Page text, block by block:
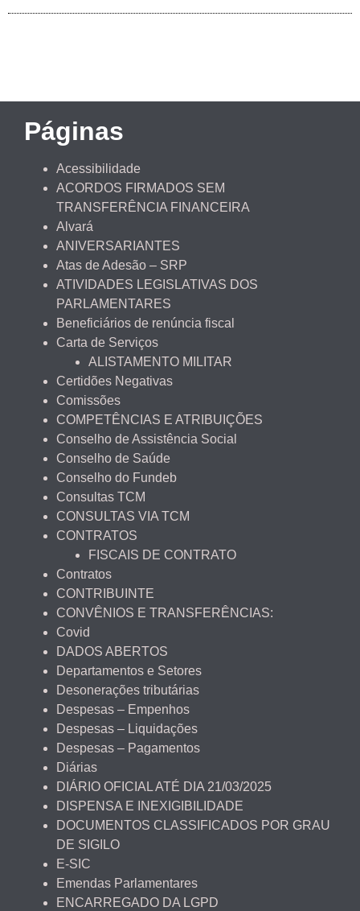
Páginas
Acessibilidade
ACORDOS FIRMADOS SEM
TRANSFERÊNCIA FINANCEIRA
Alvará
ANIVERSARIANTES
Atas de Adesão – SRP
ATIVIDADES LEGISLATIVAS DOS
PARLAMENTARES
Beneficiários de renúncia fiscal
Carta de Serviços
ALISTAMENTO MILITAR
Certidões Negativas
Comissões
COMPETÊNCIAS E ATRIBUIÇÕES
Conselho de Assistência Social
Conselho de Saúde
Conselho do Fundeb
Consultas TCM
CONSULTAS VIA TCM
CONTRATOS
FISCAIS DE CONTRATO
Contratos
CONTRIBUINTE
CONVÊNIOS E TRANSFERÊNCIAS:
Covid
DADOS ABERTOS
Departamentos e Setores
Desonerações tributárias
Despesas – Empenhos
Despesas – Liquidações
Despesas – Pagamentos
Diárias
DIÁRIO OFICIAL ATÉ DIA 21/03/2025
DISPENSA E INEXIGIBILIDADE
DOCUMENTOS CLASSIFICADOS POR GRAU
DE SIGILO
E-SIC
Emendas Parlamentares
ENCARREGADO DA LGPD